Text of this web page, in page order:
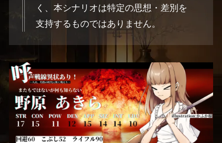
く、本シナリオは特定の思想・差別を
支持するものではありません。